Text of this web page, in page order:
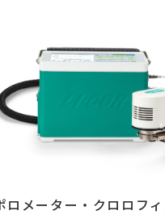
ロメーター・クロロフ